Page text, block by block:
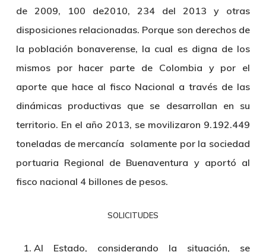
de 2009, 100 de2010, 234 del 2013 y otras
disposiciones relacionadas. Porque son derechos de
la población bonaverense, la cual es digna de los
mismos por hacer parte de Colombia y por el
aporte que hace al fisco Nacional a través de las
dinámicas productivas que se desarrollan en su
territorio. En el año 2013, se movilizaron 9.192.449
toneladas de mercancía solamente por la sociedad
portuaria Regional de Buenaventura y aportó al
fisco nacional 4 billones de pesos.
SOLICITUDES
Al Estado, considerando la situación, se